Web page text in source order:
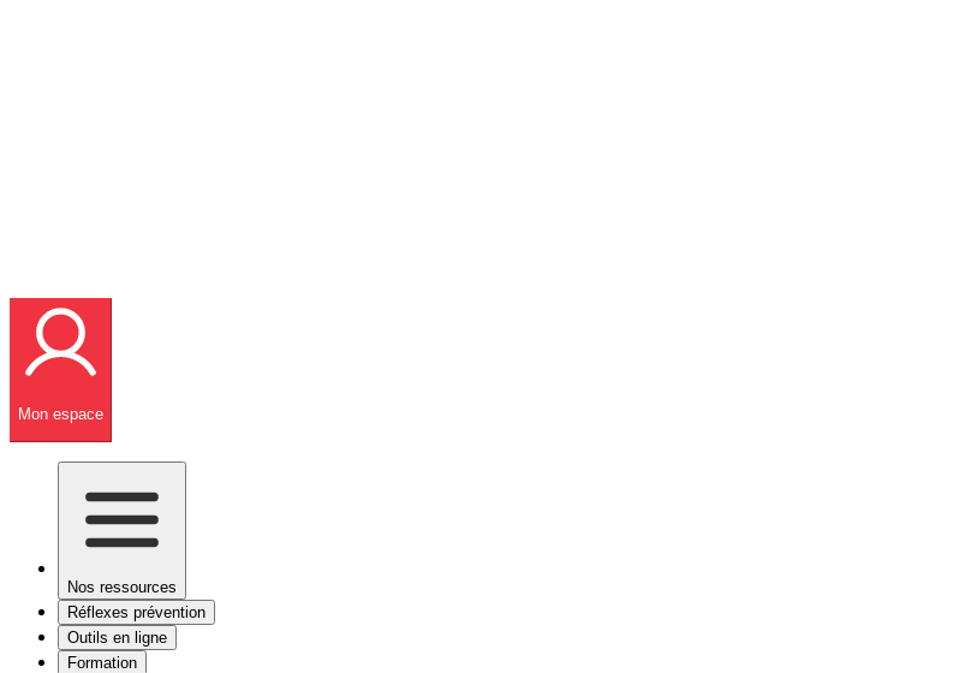
Mon espace
Nos ressources
Réflexes prévention
Outils en ligne
Formation